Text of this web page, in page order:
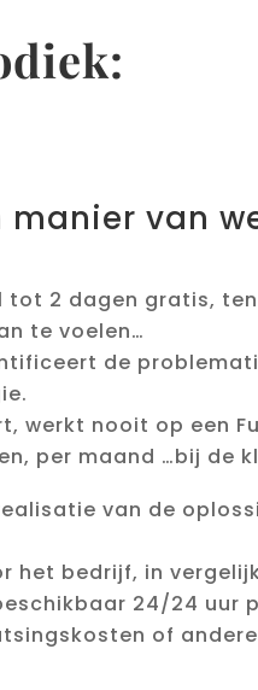
manier van
tot 2 dagen gratis,
te voelen…
de
werkt nooit op een
per maand …bij de
van de
het bedrijf, in
24/24 uur
of andere